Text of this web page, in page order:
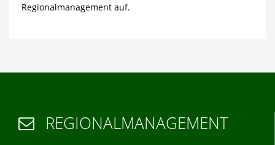
Regionalmanagement auf.
 REGIONALMANAGEMENT